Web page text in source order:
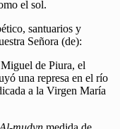
el sol.
santuarios y
Señora (de):
de Piura, el
una represa en el río
a la Virgen María